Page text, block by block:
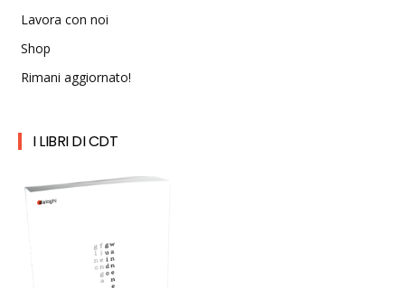
Lavora con noi
Shop
Rimani aggiornato!
I LIBRI DI CDT